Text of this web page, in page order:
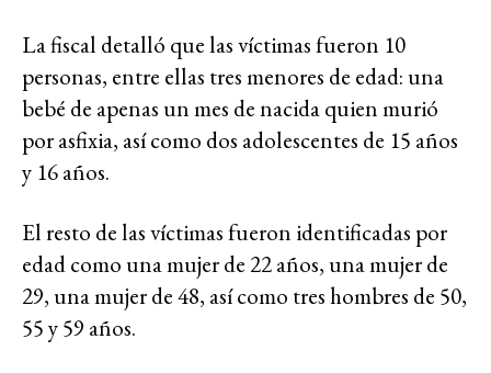
La fiscal detalló que las víctimas fueron 10
personas, entre ellas tres menores de edad: una
bebé de apenas un mes de nacida quien murió
por asfixia, así como dos adolescentes de 15 años
y 16 años.
El resto de las víctimas fueron identificadas por
edad como una mujer de 22 años, una mujer de
29, una mujer de 48, así como tres hombres de 50,
55 y 59 años.